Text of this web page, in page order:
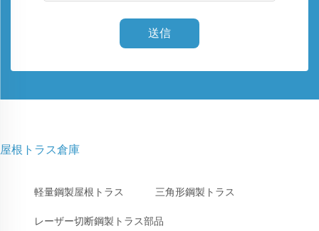
送信
屋根トラス倉庫
軽量鋼製屋根トラス 三角形鋼製トラス
レーザー切断鋼製トラス部品